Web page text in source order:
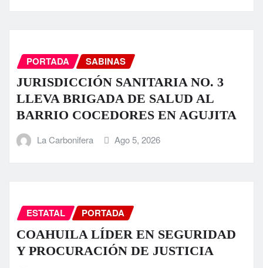
PORTADA SABINAS
JURISDICCIÓN SANITARIA NO. 3
LLEVA BRIGADA DE SALUD AL
BARRIO COCEDORES EN AGUJITA
La Carbonifera Ago 5, 2026
ESTATAL PORTADA
COAHUILA LÍDER EN SEGURIDAD
Y PROCURACIÓN DE JUSTICIA